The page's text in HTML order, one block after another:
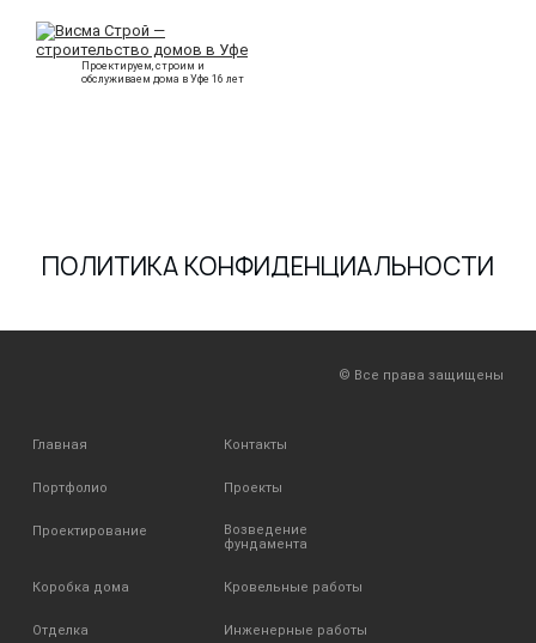
Проектируем, строим и
обслуживаем дома в Уфе 16 лет
ПОЛИТИКА КОНФИДЕНЦИАЛЬНОСТИ
© Все права защищены
Главная Контакты
Портфолио Проекты
Проектирование
Возведение
фундамента
Коробка дома Кровельные работы
Отделка Инженерные работы